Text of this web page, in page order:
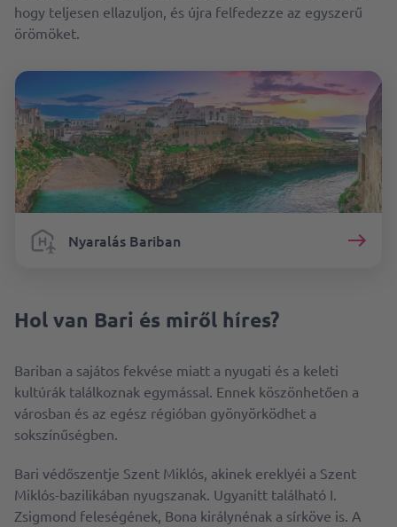
hogy teljesen ellazuljon, és újra felfedezze az egyszerű
örömöket.
Nyaralás Bariban
Hol van Bari és miről híres?
Bariban a sajátos fekvése miatt a nyugati és a keleti
kultúrák találkoznak egymással. Ennek köszönhetően a
városban és az egész régióban gyönyörködhet a
sokszínűségben.
Bari védőszentje Szent Miklós, akinek ereklyéi a Szent
Miklós-bazilikában nyugszanak. Ugyanitt található I.
Zsigmond feleségének, Bona királynénak a sírköve is. A